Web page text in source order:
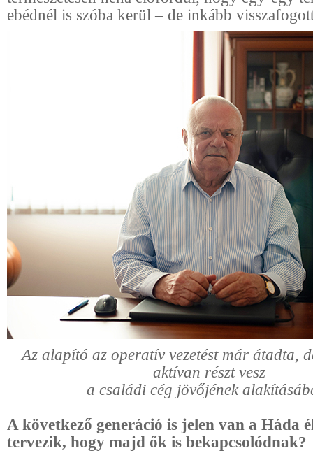
ebédnél is szóba kerül – de inkább
Az alapító az operatív vezetést már átadta,
aktívan részt vesz
a családi cég jövőjének
A következő generáció is jelen van a Háda
tervezik, hogy majd ők is bekapcsolódnak?